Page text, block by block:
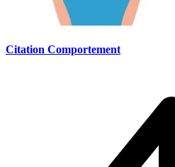
Citation Comportement